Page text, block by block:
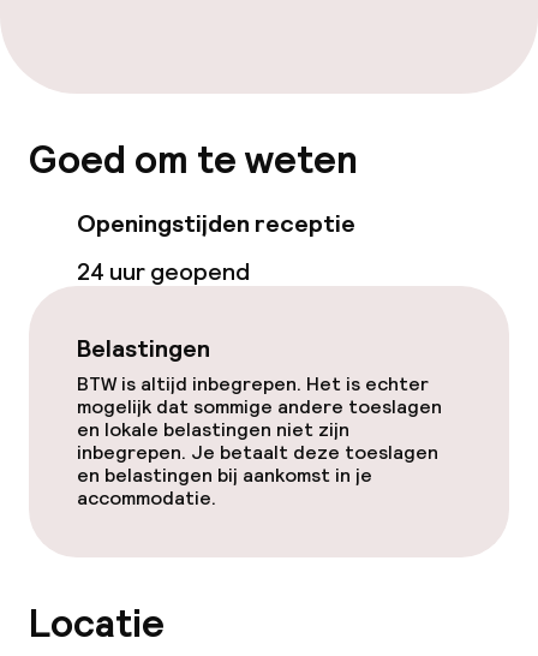
Ontbijt geserveerd aan tafel
Roomservice
Schoonmaakvoorzieningen
Wasservice
Goed om te weten
Openingstijden receptie
24 uur geopend
Belastingen
BTW is altijd inbegrepen. Het is echter
mogelijk dat sommige andere toeslagen
en lokale belastingen niet zijn
inbegrepen. Je betaalt deze toeslagen
en belastingen bij aankomst in je
accommodatie.
Locatie